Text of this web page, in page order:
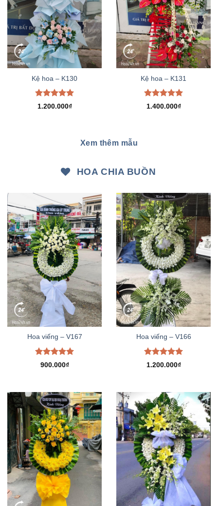
Kệ hoa – K130
Được xếp
1.200.000₫
Kệ hoa – K131
Được xếp
1.400.000₫
Xem thêm mẫu
HOA CHIA BUỒN
Hoa viếng – V167
Được xếp
900.000₫
Hoa viếng – V166
Được xếp
1.200.000₫